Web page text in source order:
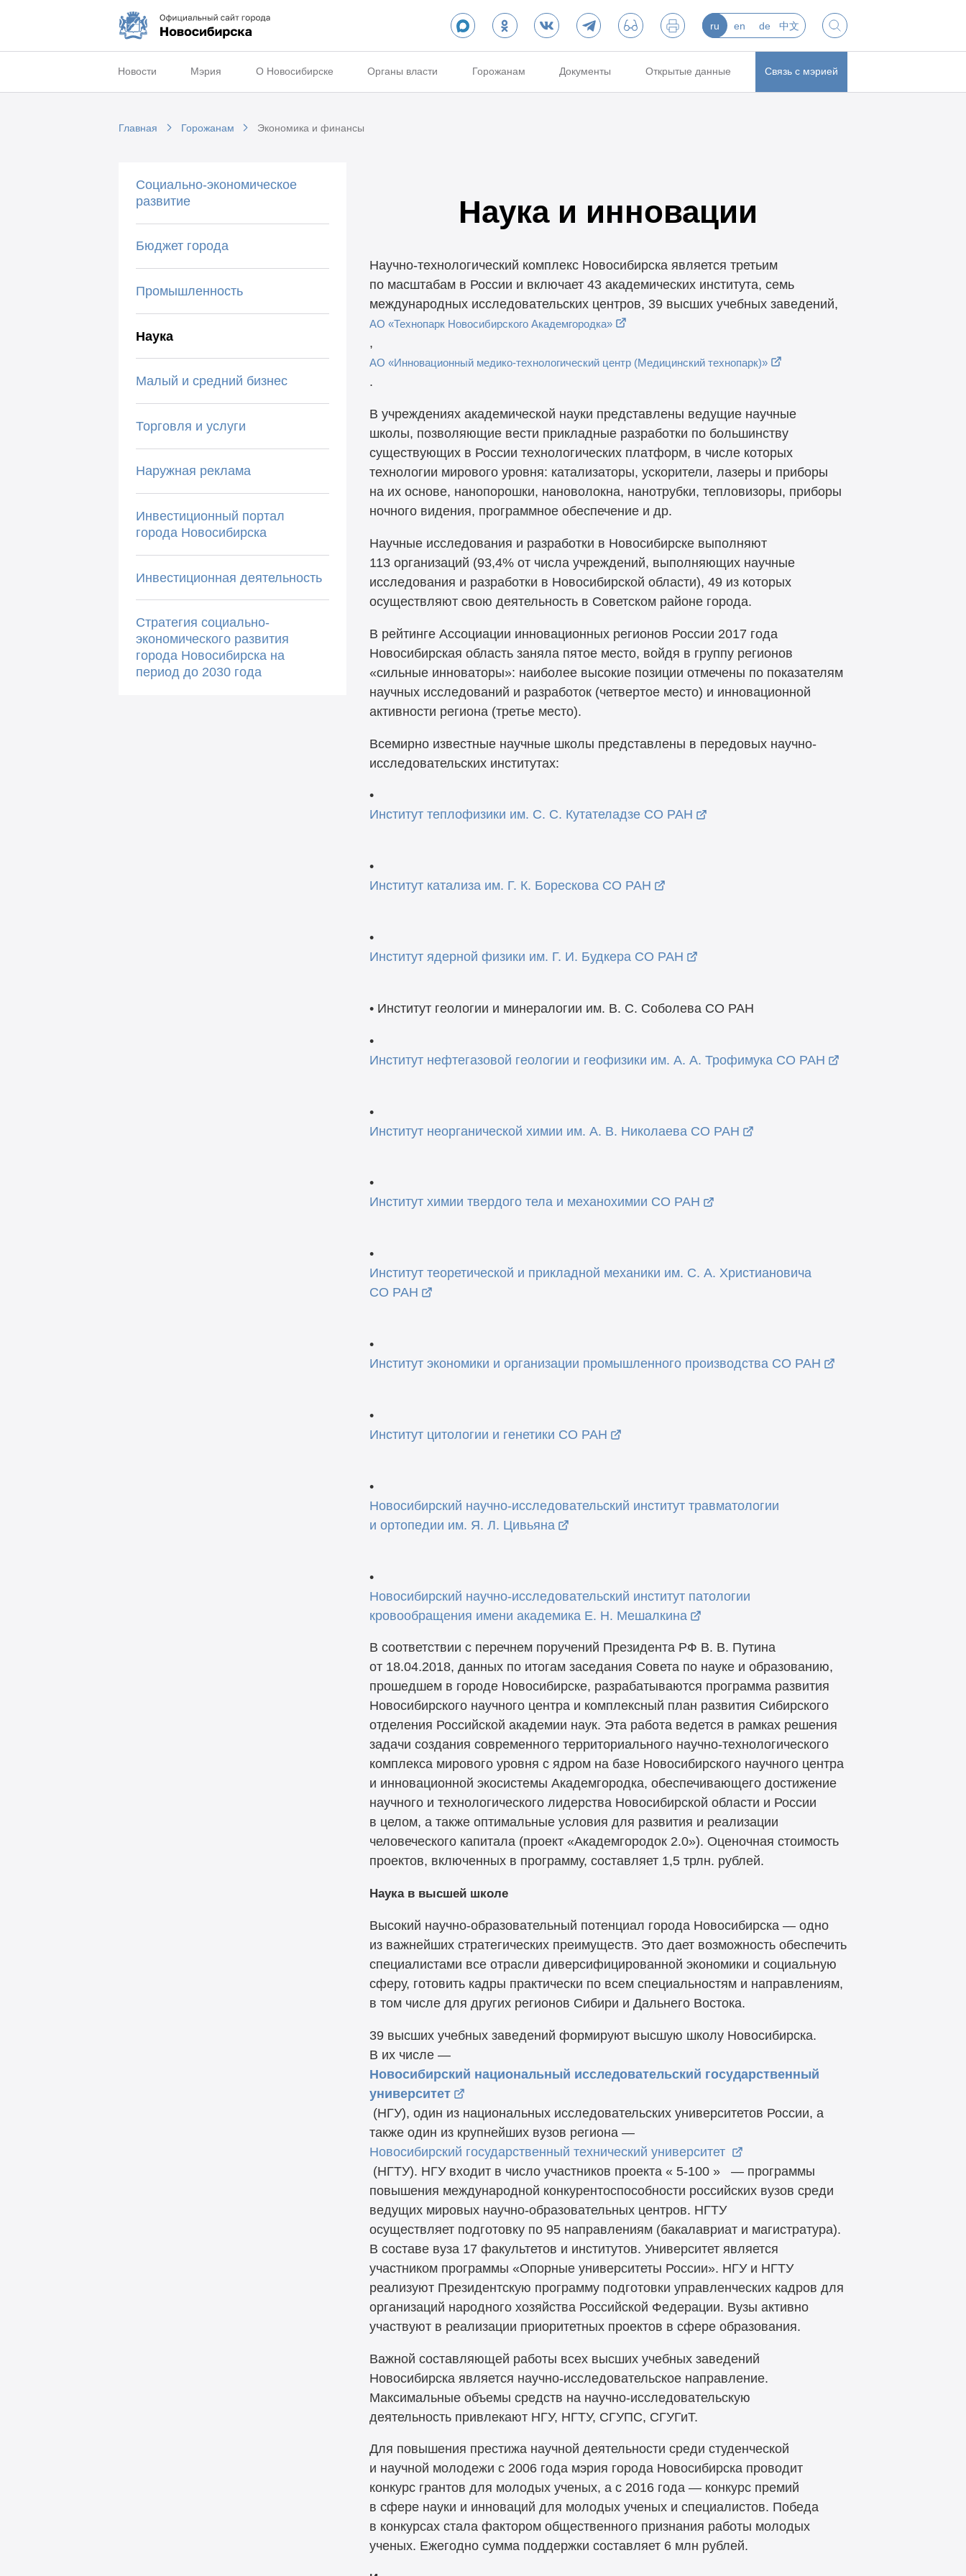
ru en de 中文
Новости Мэрия О Новосибирске Органы власти Горожанам Документы Открытые данные Связь с мэрией
Главная Горожанам Экономика и финансы
Социально-экономическое
развитие
Бюджет города
Промышленность
Наука
Малый и средний бизнес
Торговля и услуги
Наружная реклама
Инвестиционный портал
города Новосибирска
Инвестиционная деятельность
Стратегия социально-
экономического развития
города Новосибирска на
период до 2030 года
Наука и инновации
Научно-технологический комплекс Новосибирска является третьим
по масштабам в России и включает 43 академических института, семь
международных исследовательских центров, 39 высших учебных заведений,
АО «Технопарк Новосибирского Академгородка»
,
АО «Инновационный медико-технологический центр (Медицинский технопарк)»
.
В учреждениях академической науки представлены ведущие научные
школы, позволяющие вести прикладные разработки по большинству
существующих в России технологических платформ, в числе которых
технологии мирового уровня: катализаторы, ускорители, лазеры и приборы
на их основе, нанопорошки, нановолокна, нанотрубки, тепловизоры, приборы
ночного видения, программное обеспечение и др.
Научные исследования и разработки в Новосибирске выполняют
113 организаций (93,4% от числа учреждений, выполняющих научные
исследования и разработки в Новосибирской области), 49 из которых
осуществляют свою деятельность в Советском районе города.
В рейтинге Ассоциации инновационных регионов России 2017 года
Новосибирская область заняла пятое место, войдя в группу регионов
«сильные инноваторы»: наиболее высокие позиции отмечены по показателям
научных исследований и разработок (четвертоеместо) и инновационной
активности региона (третьеместо).
Всемирно известные научные школы представлены в передовых научно-
исследовательских институтах:
•
Институт теплофизики им. С. С. Кутателадзе СО РАН
•
Институт катализа им. Г. К. Борескова СО РАН
•
Институт ядерной физики им. Г. И. Будкера СО РАН
• Институт геологии и минералогии им. В. С. Соболева СО РАН
•
Институт нефтегазовой геологии и геофизики им. А. А. Трофимука СО РАН
•
Институт неорганической химии им. А. В. Николаева СО РАН
•
Институт химии твердого тела и механохимии СО РАН
•
Институт теоретической и прикладной механики им. С. А. Христиановича
СО РАН
•
Институт экономики и организации промышленного производства СО РАН
•
Институт цитологии и генетики СО РАН
•
Новосибирский научно-исследовательский институт травматологии
и ортопедии им. Я. Л. Цивьяна
•
Новосибирский научно-исследовательский институт патологии
кровообращения имени академика Е. Н. Мешалкина
В соответствии с перечнем поручений Президента РФ В. В. Путина
от 18.04.2018, данных по итогам заседания Совета по науке и образованию,
прошедшем в городе Новосибирске, разрабатываются программа развития
Новосибирского научного центра и комплексный план развития Сибирского
отделения Российской академии наук. Эта работа ведется в рамках решения
задачи создания современного территориального научно-технологического
комплекса мирового уровня с ядром на базе Новосибирского научного центра
и инновационной экосистемы Академгородка, обеспечивающего достижение
научного и технологического лидерства Новосибирской области и России
в целом, а также оптимальные условия для развития и реализации
человеческого капитала (проект «Академгородок 2.0»). Оценочная стоимость
проектов, включенных в программу, составляет 1,5 трлн. рублей.
Наука в высшей школе
Высокий научно-образовательный потенциал города Новосибирска — одно
из важнейших стратегических преимуществ. Это дает возможность обеспечить
специалистами все отрасли диверсифицированной экономики и социальную
сферу, готовить кадры практически по всем специальностям и направлениям,
в том числе для других регионов Сибири и Дальнего Востока.
39 высших учебных заведений формируют высшую школу Новосибирска.
В их числе —
Новосибирский национальный исследовательский государственный
университет
(НГУ), один из национальных исследовательских университетов России, а
также один из крупнейших вузов региона —
Новосибирский государственный технический университет
(НГТУ). НГУ входит в число участников проекта « 5-100»
— программы
повышения международной конкурентоспособности российских вузов среди
ведущих мировых научно-образовательных центров. НГТУ
осуществляет подготовку по 95 направлениям (бакалавриат и магистратура).
В составе вуза 17 факультетов и институтов. Университет является
участником программы «Опорные университеты России». НГУ и НГТУ
реализуют Президентскую программу подготовки управленческих кадров для
организаций народного хозяйства Российской Федерации. Вузы активно
участвуют в реализации приоритетных проектов в сфере образования.
Важной составляющей работы всех высших учебных заведений
Новосибирска является научно-исследовательское направление.
Максимальные объемы средств на научно-исследовательскую
деятельность привлекают НГУ, НГТУ, СГУПС, СГУГиТ.
Для повышения престижа научной деятельности среди студенческой
и научной молодежи с 2006 года мэрия города Новосибирска проводит
конкурс грантов для молодых ученых, а с 2016 года — конкурс премий
в сфере науки и инноваций для молодых ученых и специалистов. Победа
в конкурсах стала фактором общественного признания работы молодых
ученых. Ежегодно сумма поддержки составляет 6 млн рублей.